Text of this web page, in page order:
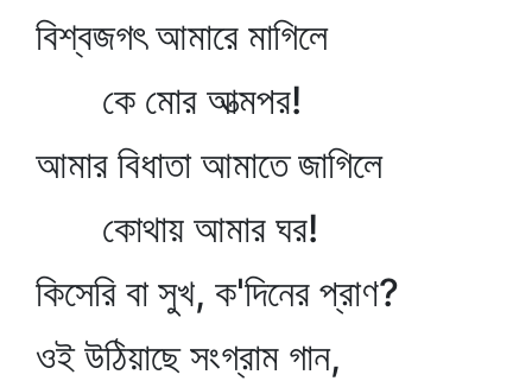
বিশ্বজগৎ আমারে মাগিলে
কে মোর আত্মপর!
আমার বিধাতা আমাতে জাগিলে
কোথায় আমার ঘর!
কিসেরি বা সুখ, ক'দিনের প্রাণ?
ওই উঠিয়াছে সংগ্রাম গান,